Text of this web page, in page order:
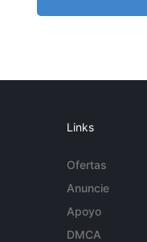
Links
Ofertas
Anuncie
Apoyo
DMCA